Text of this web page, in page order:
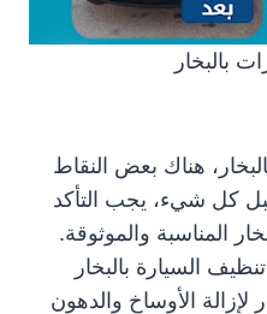
بالبخار
هناك بعض النقاط
كل شيء، يجب التأكد
المناسبة والموثوقة.
السيارة بالبخار
لإزالة الأوساخ والدهون